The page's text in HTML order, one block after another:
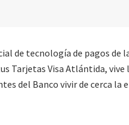
de tecnología de pagos de
Visa Atlántida, vive
del Banco vivir de cerca